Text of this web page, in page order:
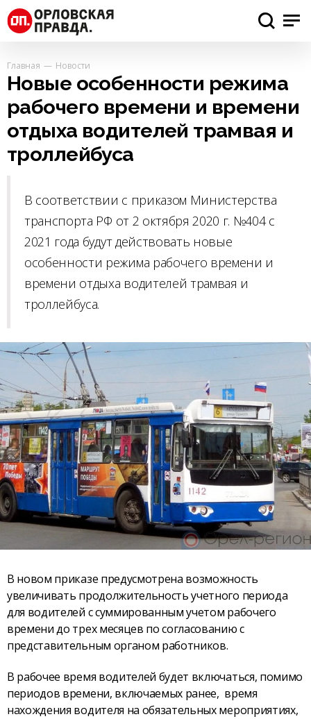
Главная Новости
Новые особенности режима
рабочего времени и времени
отдыха водителей трамвая и
троллейбуса
В соответствии с приказом Министерства
транспорта РФ от 2 октября 2020 г. №404 с
2021 года будут действовать новые
особенности режима рабочего времени и
времени отдыха водителей трамвая и
троллейбуса.
В новом приказе предусмотрена возможность
увеличивать продолжительность учетного периода
для водителей с суммированным учетом рабочего
времени до трех месяцев по согласованию с
представительным органом работников.
В рабочее время водителей будет включаться, помимо
периодов времени, включаемых ранее, время
нахождения водителя на обязательных мероприятиях,